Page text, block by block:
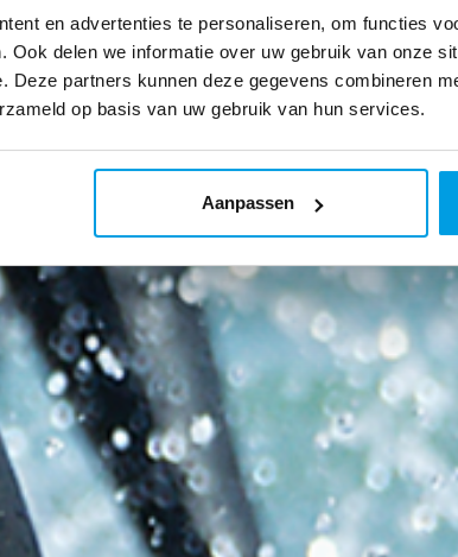
en advertenties te personaliseren, om functies
Ook delen we informatie over uw gebruik van onze
Deze partners kunnen deze gegevens combineren
op basis van uw gebruik van hun services.
Aanpassen